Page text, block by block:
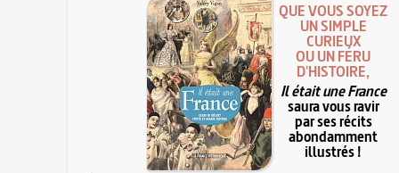
QUE VOUS SOYEZ
UN SIMPLE
CURIEUX
OU UN FÉRU
D'HISTOIRE,
Il était une France
saura vous ravir
par ses récits
abondamment
illustrés !